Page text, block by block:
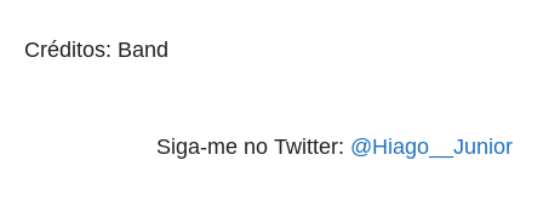
Créditos: Band
Siga-me no Twitter: @Hiago__Junior